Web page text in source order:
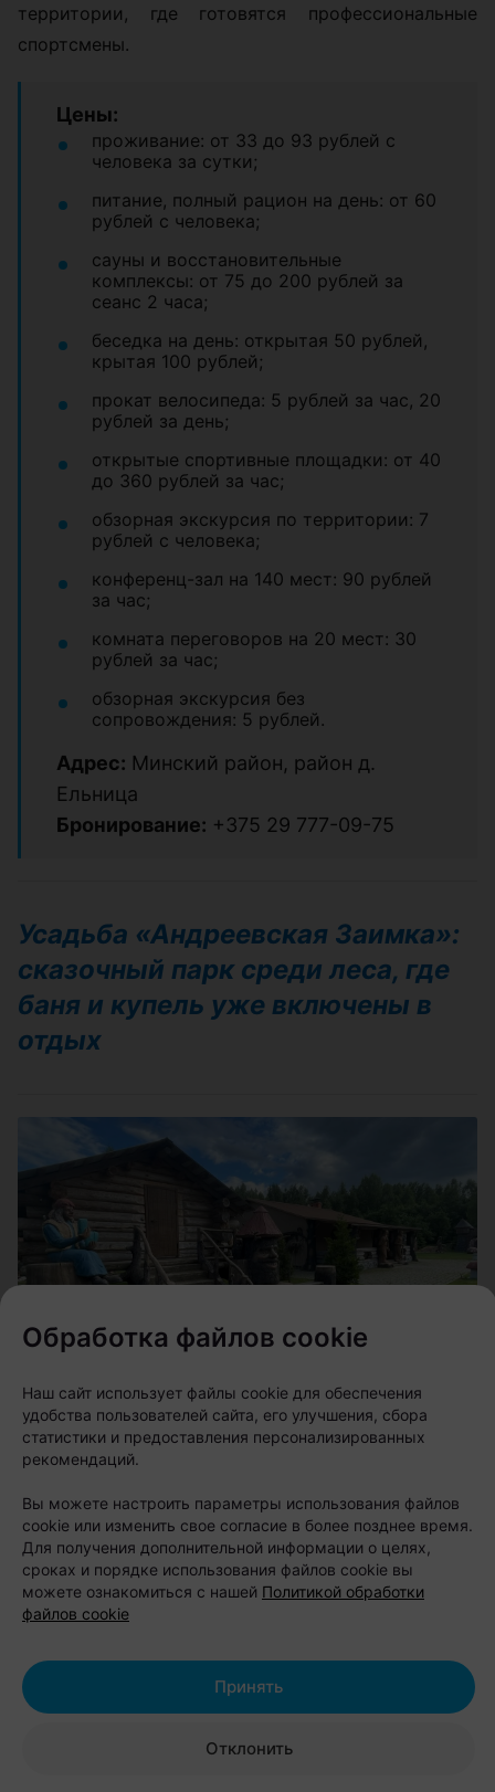
территории, где готовятся профессиональные
спортсмены.
Цены:
проживание: от 33 до 93 рублей с
человека за сутки;
питание, полный рацион на день: от 60
рублей с человека;
сауны и восстановительные
комплексы: от 75 до 200 рублей за
сеанс 2 часа;
беседка на день: открытая 50 рублей,
крытая 100 рублей;
прокат велосипеда: 5 рублей за час, 20
рублей за день;
открытые спортивные площадки: от 40
до 360 рублей за час;
обзорная экскурсия по территории: 7
рублей с человека;
конференц-зал на 140 мест: 90 рублей
за час;
комната переговоров на 20 мест: 30
рублей за час;
обзорная экскурсия без
сопровождения: 5 рублей.
Адрес: Минский район, район д.
Ельница
Бронирование: +375 29 777-09-75
Усадьба «Андреевская Заимка»:
сказочный парк среди леса, где
баня и купель уже включены в
отдых
Обработка файлов cookie
Наш сайт использует файлы cookie для обеспечения
удобства пользователей сайта, его улучшения, сбора
статистики и предоставления персонализированных
рекомендаций.
Вы можете настроить параметры использования файлов
cookie или изменить свое согласие в более позднее время.
Для получения дополнительной информации о целях,
сроках и порядке использования файлов cookie вы
можете ознакомиться с нашей Политикой обработки
файлов cookie
Отклонить
Принять